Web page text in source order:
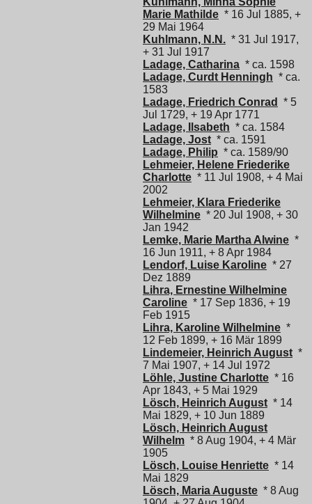
Marie Mathilde * 16 Jul 1885, +
29 Mai 1964
Kuhlmann, N.N. * 31 Jul 1917,
+ 31 Jul 1917
Ladage, Catharina * ca. 1598
Ladage, Curdt Henningh * ca.
1583
Ladage, Friedrich Conrad
* 5
Jul 1729, + 19 Apr 1771
Ladage, Ilsabeth * ca. 1584
Ladage, Jost * ca. 1591
Ladage, Philip * ca. 1589/90
Lehmeier, Helene Friederike
Charlotte * 11 Jul 1908, + 4 Mai
2002
Lehmeier, Klara Friederike
Wilhelmine * 20 Jul 1908, + 30
Jan 1942
Lemke, Marie Martha Alwine *
16 Jun 1911, + 8 Apr 1984
Lendorf, Luise Karoline * 27
Dez 1889
Lihra, Ernestine Wilhelmine
Caroline * 17 Sep 1836, + 19
Feb 1915
Lihra, Karoline Wilhelmine *
12 Feb 1899, + 16 Mär 1899
Lindemeier, Heinrich August *
7 Mai 1907, + 14 Jul 1972
Löhle, Justine Charlotte * 16
Apr 1843, + 5 Mai 1929
Lösch, Heinrich August * 14
Mai 1829, + 10 Jun 1889
Lösch, Heinrich August
Wilhelm * 8 Aug 1904, + 4 Mär
1905
Lösch, Louise Henriette * 14
Mai 1829
Lösch, Maria Auguste * 8 Aug